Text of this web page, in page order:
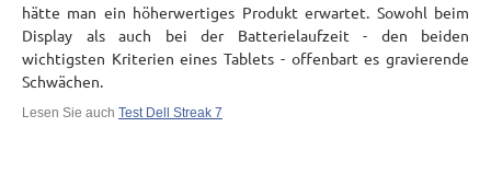
hätte man ein höherwertiges Produkt erwartet. Sowohl beim
Display als auch bei der Batterielaufzeit - den beiden
wichtigsten Kriterien eines Tablets - offenbart es gravierende
Schwächen.
Lesen Sie auch Test Dell Streak 7